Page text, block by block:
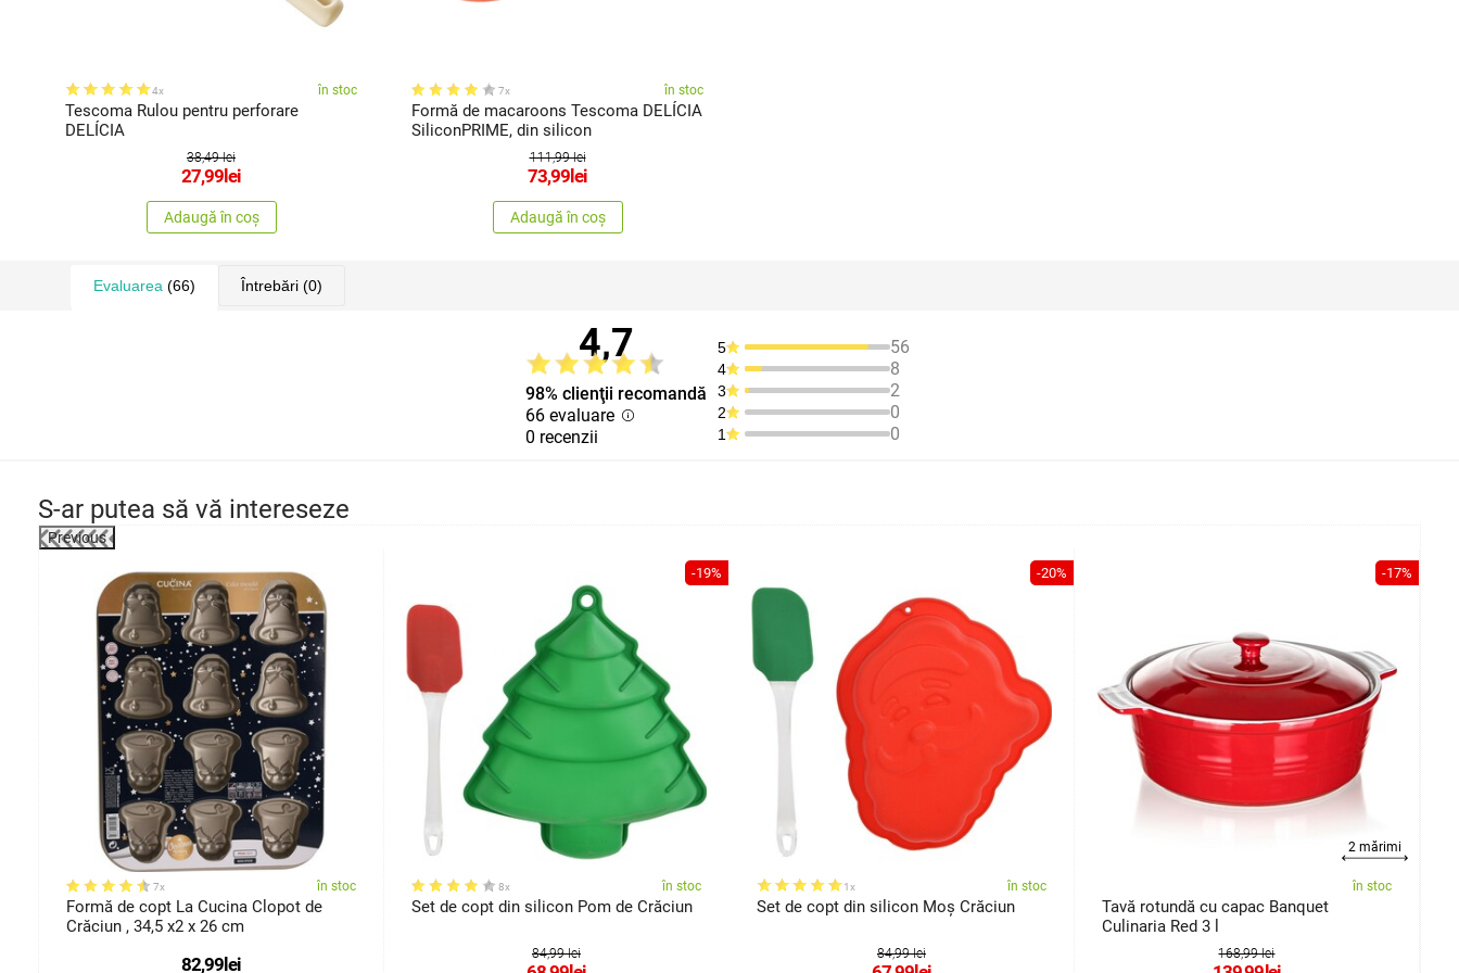
4x în stoc
Tescoma Rulou pentru perforare
DELÍCIA
38,49 lei
27,99lei
Adaugă în coș
7x în stoc
Formă de macaroons Tescoma DELÍCIA
SiliconPRIME, din silicon
111,99 lei
73,99lei
Adaugă în coș
Evaluarea (66) Întrebări (0)
4,7
98% clienţii recomandă
66 evaluare
0 recenzii
5 56
4 8
3 2
2 0
1 0
S-ar putea să vă intereseze
Previous
7x în stoc
Formă de copt La Cucina Clopot de
Crăciun , 34,5 x2 x 26 cm
82,99lei
-19%
8x în stoc
Set de copt din silicon Pom de Crăciun
84,99 lei
-20%
1x în stoc
Set de copt din silicon Moș Crăciun
84,99 lei
-17%
2 mărimi
în stoc
Tavă rotundă cu capac Banquet
Culinaria Red 3 l
168,99 lei